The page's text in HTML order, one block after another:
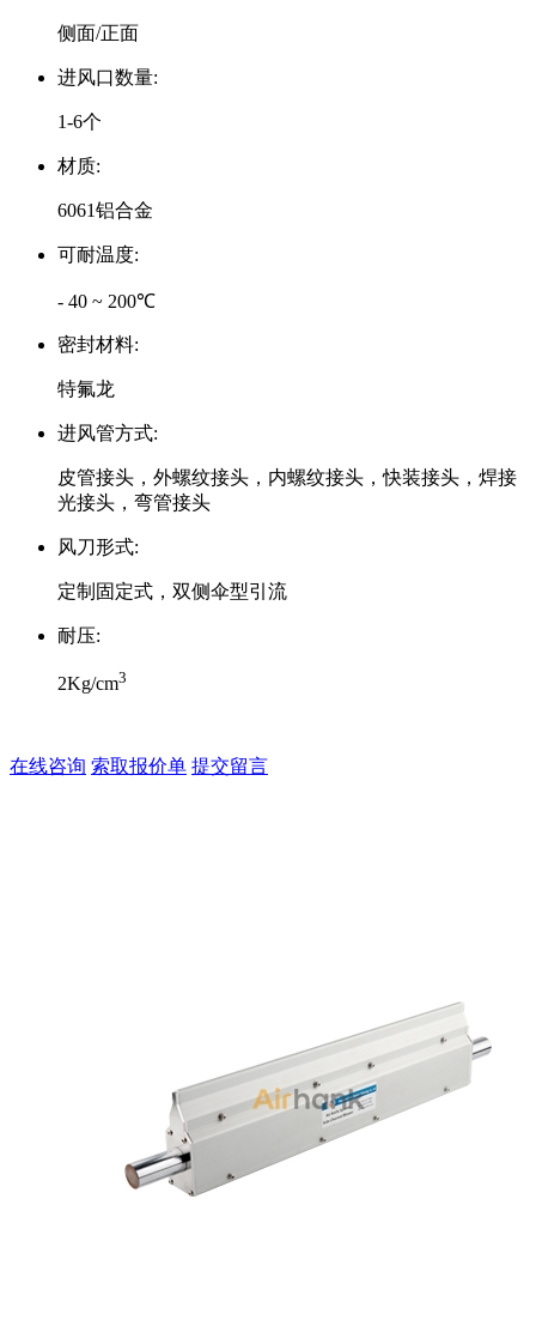
侧面/正面
进风口数量:
1-6个
材质:
6061铝合金
可耐温度:
- 40 ~ 200℃
密封材料:
特氟龙
进风管方式:
皮管接头，外螺纹接头，内螺纹接头，快装接头，焊接
光接头，弯管接头
风刀形式:
定制固定式，双侧伞型引流
耐压:
2Kg/cm3
在线咨询 索取报价单 提交留言